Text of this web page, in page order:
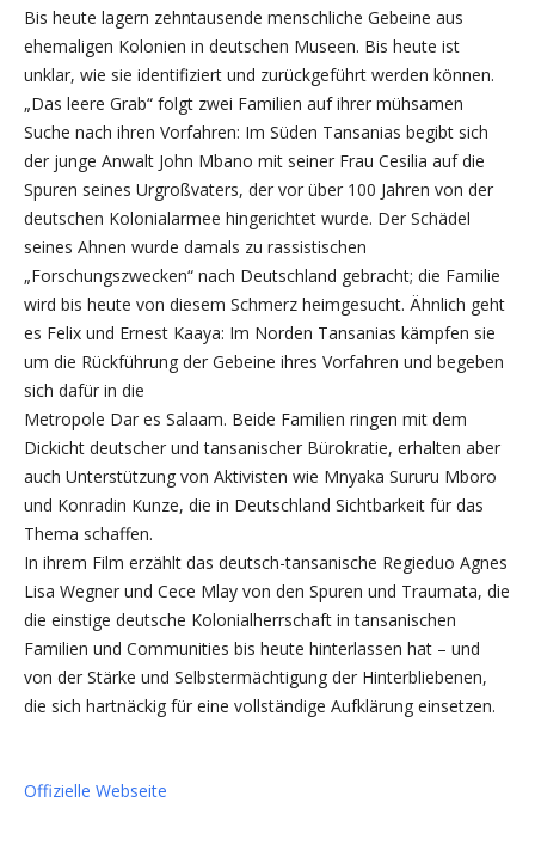
Bis heute lagern zehntausende menschliche Gebeine aus
ehemaligen Kolonien in deutschen Museen. Bis heute ist
unklar, wie sie identifiziert und zurückgeführt werden können.
„Das leere Grab“ folgt zwei Familien auf ihrer mühsamen
Suche nach ihren Vorfahren: Im Süden Tansanias begibt sich
der junge Anwalt John Mbano mit seiner Frau Cesilia auf die
Spuren seines Urgroßvaters, der vor über 100 Jahren von der
deutschen Kolonialarmee hingerichtet wurde. Der Schädel
seines Ahnen wurde damals zu rassistischen
„Forschungszwecken“ nach Deutschland gebracht; die Familie
wird bis heute von diesem Schmerz heimgesucht. Ähnlich geht
es Felix und Ernest Kaaya: Im Norden Tansanias kämpfen sie
um die Rückführung der Gebeine ihres Vorfahren und begeben
sich dafür in die
Metropole Dar es Salaam. Beide Familien ringen mit dem
Dickicht deutscher und tansanischer Bürokratie, erhalten aber
auch Unterstützung von Aktivisten wie Mnyaka Sururu Mboro
und Konradin Kunze, die in Deutschland Sichtbarkeit für das
Thema schaffen.
In ihrem Film erzählt das deutsch-tansanische Regieduo Agnes
Lisa Wegner und Cece Mlay von den Spuren und Traumata, die
die einstige deutsche Kolonialherrschaft in tansanischen
Familien und Communities bis heute hinterlassen hat – und
von der Stärke und Selbstermächtigung der Hinterbliebenen,
die sich hartnäckig für eine vollständige Aufklärung einsetzen.
Offizielle Webseite